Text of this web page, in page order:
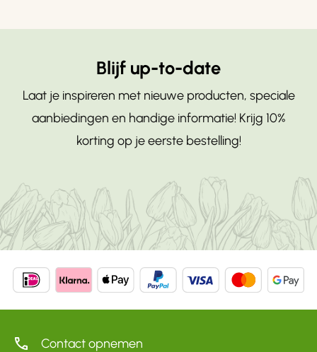
Blijf up-to-date
Laat je inspireren met nieuwe producten, speciale
aanbiedingen en handige informatie! Krijg 10%
korting op je eerste bestelling!
Contact opnemen